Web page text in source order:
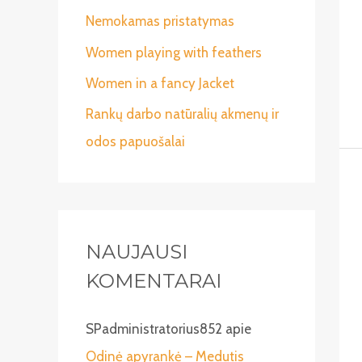
Nemokamas pristatymas
Women playing with feathers
Women in a fancy Jacket
Rankų darbo natūralių akmenų ir
odos papuošalai
NAUJAUSI
KOMENTARAI
SPadministratorius852 apie
Odinė apyrankė – Medutis